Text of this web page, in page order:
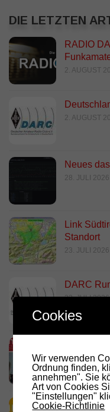
DIE LETZTEN
RADIO
2. AUGUST
2. AUGUST
Neues
28. JULI 2026
Link
Standort
23. JULI 2026
DARC
23. JULI 2026
18. JULI 2026
Cookies
Wir verwenden
Ordnung finden,
annehmen". Sie
Art von Cookies
"Einstellungen"
Cookie-Richtlinie